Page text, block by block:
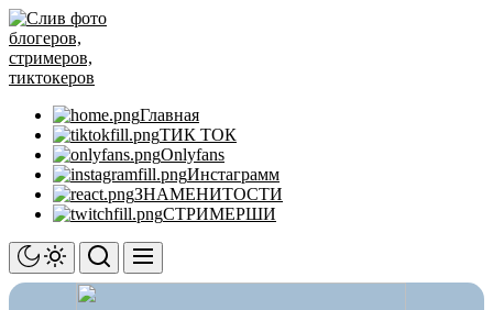
Перейти
к
содержимому
Главная
ТИК ТОК
Onlyfans
Инстаграмм
ЗНАМЕНИТОСТИ
СТРИМЕРШИ